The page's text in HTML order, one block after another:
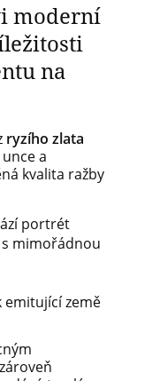
moderní
na
ryzího zlata
a
kvalita ražby
portrét
s mimořádnou
emitující země